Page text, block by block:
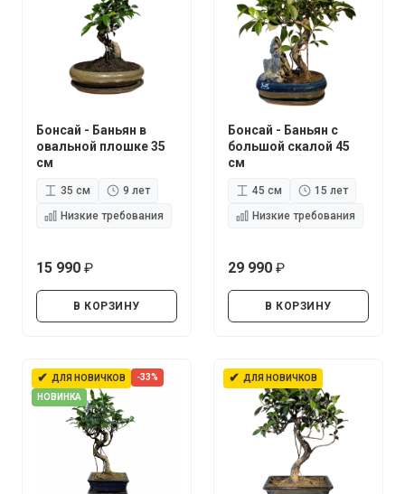
Бонсай - Баньян в
овальной плошке 35
см
35 см
9 лет
Низкие требования
15 990
В КОРЗИНУ
Бонсай - Баньян с
большой скалой 45
см
45 см
15 лет
Низкие требования
29 990
В КОРЗИНУ
✔ ДЛЯ НОВИЧКОВ
-33%
НОВИНКА
✔ ДЛЯ НОВИЧКОВ